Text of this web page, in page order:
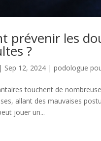
prévenir les
?
| Sep 12, 2024 |podologue
touchent de
allant des mauvaises
jouer un...